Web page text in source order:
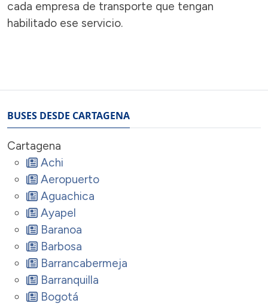
cada empresa de transporte que tengan
habilitado ese servicio.
BUSES DESDE CARTAGENA
Cartagena
Achi
Aeropuerto
Aguachica
Ayapel
Baranoa
Barbosa
Barrancabermeja
Barranquilla
Bogotá